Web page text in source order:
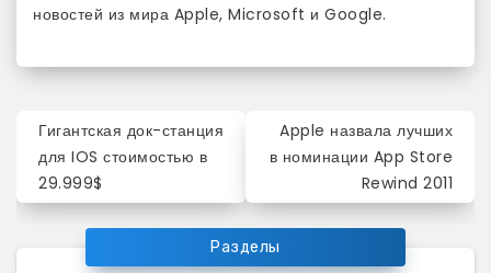
новостей из мира Apple, Microsoft и Google.
Навигация
по
записям
Гигантская док-станция
для IOS стоимостью в
29.999$
Apple назвала лучших
в номинации App Store
Rewind 2011
Разделы